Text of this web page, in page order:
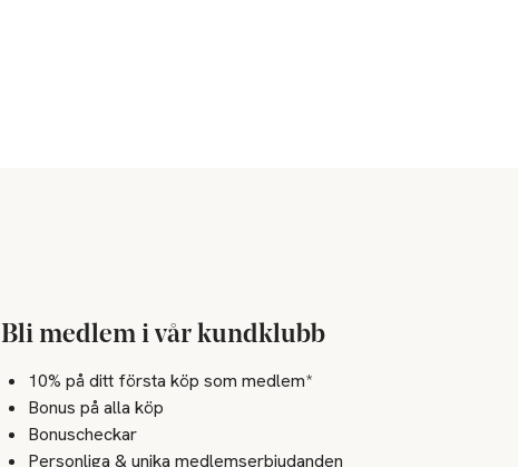
Bli medlem i vår kundklubb
10% på ditt första köp som medlem*
Bonus på alla köp
Bonuscheckar
Personliga & unika medlemserbjudanden